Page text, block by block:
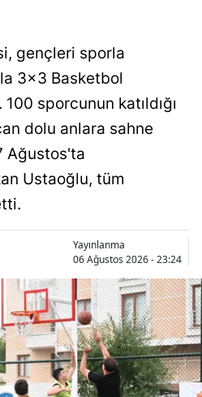
Malatya
Kahramanmaraş
Mardin
Muğla
Nevşehir
Niğde
Ordu
Rize
Sakarya
gençleri sporla
3x3 Basketbol
sporcunun katıldığı
dolu anlara sahne
Ağustos'ta
Ustaoğlu, tüm
Yayınlanma
06 Ağustos 2026 - 23:24